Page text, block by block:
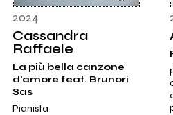
2024
Cassandra
Raffaele
La più bella canzone
d'amore feat. Brunori
Sas
Pianista